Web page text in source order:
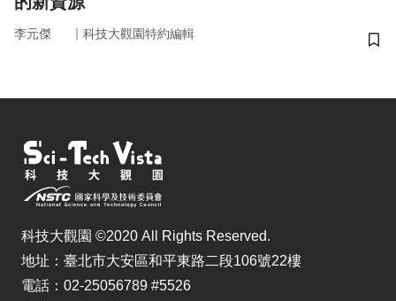
李元傑 ｜ 科技大觀園特約編輯
儲
科技大觀園 ©2020 All Rights Reserved.
地址：臺北市大安區和平東路二段106號22樓
電話：02-25056789 #5526